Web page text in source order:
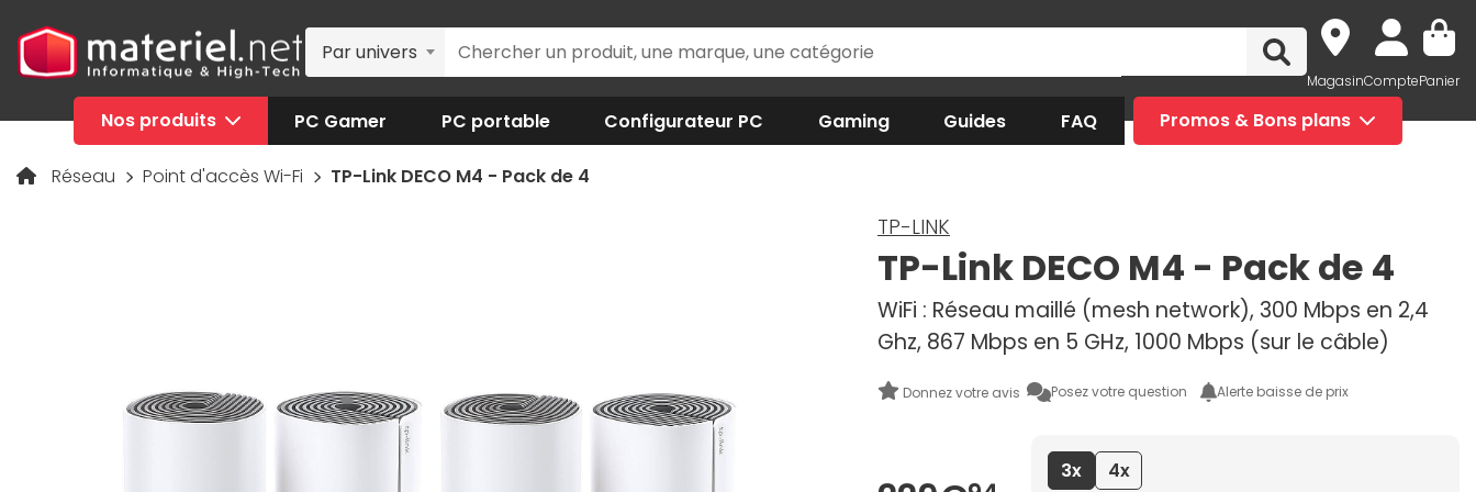
Par univers
MagasinComptePanier
Nos produits PC Gamer PC portable Configurateur PC Gaming Guides FAQ Promos & Bons plans
Réseau Point d'accès Wi-Fi TP-Link DECO M4 - Pack de 4
TP-LINK
TP-Link DECO M4 - Pack de 4
WiFi : Réseau maillé (mesh network), 300 Mbps en 2,4
Ghz, 867 Mbps en 5 GHz, 1000 Mbps (sur le câble)
Donnez votre avis Posez votre question Alerte baisse de prix
3x
4x